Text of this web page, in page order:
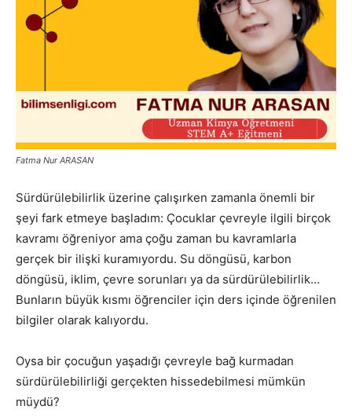
Fatma Nur ARASAN
Sürdürülebilirlik üzerine çalışırken zamanla önemli bir
şeyi fark etmeye başladım: Çocuklar çevreyle ilgili birçok
kavramı öğreniyor ama çoğu zaman bu kavramlarla
gerçek bir ilişki kuramıyordu. Su döngüsü, karbon
döngüsü, iklim, çevre sorunları ya da sürdürülebilirlik…
Bunların büyük kısmı öğrenciler için ders içinde öğrenilen
bilgiler olarak kalıyordu.
Oysa bir çocuğun yaşadığı çevreyle bağ kurmadan
sürdürülebilirliği gerçekten hissedebilmesi mümkün
müydü?